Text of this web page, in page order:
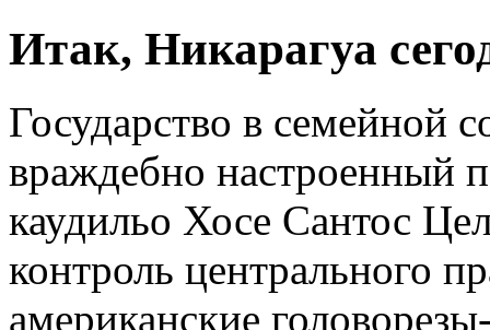
Итак, Никарагуа
Государство в семейной
враждебно настроенный
каудильо Хосе Сантос
контроль центрального
американские